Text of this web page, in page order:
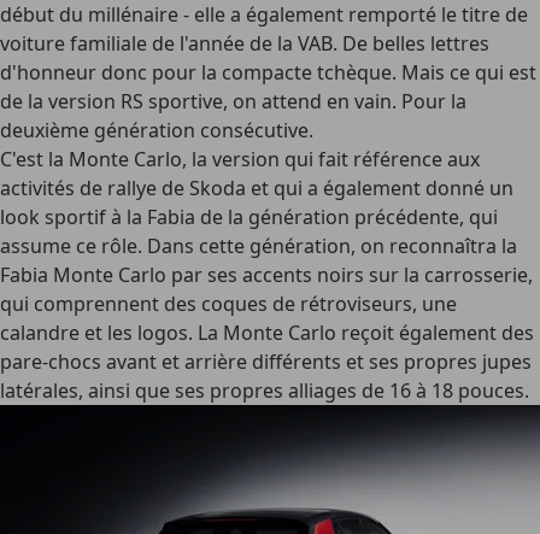
début du millénaire - elle a également remporté le titre de
voiture familiale de l'année de la VAB. De belles lettres
d'honneur donc pour la compacte tchèque. Mais ce qui est
de la version RS sportive, on attend en vain. Pour la
deuxième génération consécutive.
C'est la Monte Carlo, la version qui fait référence aux
activités de rallye de Skoda et qui a également donné un
look sportif à la Fabia de la génération précédente, qui
assume ce rôle. Dans cette génération, on reconnaîtra la
Fabia Monte Carlo par ses accents noirs sur la carrosserie,
qui comprennent des coques de rétroviseurs, une
calandre et les logos. La Monte Carlo reçoit également des
pare-chocs avant et arrière différents et ses propres jupes
latérales, ainsi que ses propres alliages de 16 à 18 pouces.